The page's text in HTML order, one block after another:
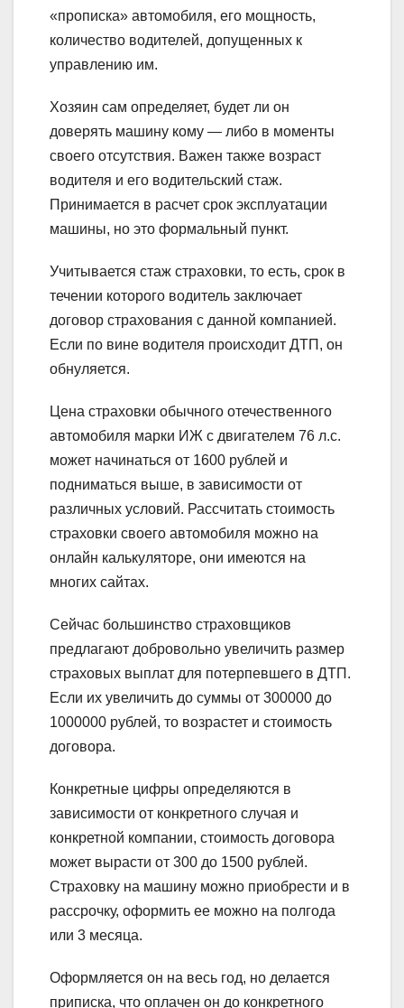
«прописка» автомобиля, его мощность,
количество водителей, допущенных к
управлению им.
Хозяин сам определяет, будет ли он
доверять машину кому — либо в моменты
своего отсутствия. Важен также возраст
водителя и его водительский стаж.
Принимается в расчет срок эксплуатации
машины, но это формальный пункт.
Учитывается стаж страховки, то есть, срок в
течении которого водитель заключает
договор страхования с данной компанией.
Если по вине водителя происходит ДТП, он
обнуляется.
Цена страховки обычного отечественного
автомобиля марки ИЖ с двигателем 76 л.с.
может начинаться от 1600 рублей и
подниматься выше, в зависимости от
различных условий. Рассчитать стоимость
страховки своего автомобиля можно на
онлайн калькуляторе, они имеются на
многих сайтах.
Сейчас большинство страховщиков
предлагают добровольно увеличить размер
страховых выплат для потерпевшего в ДТП.
Если их увеличить до суммы от 300000 до
1000000 рублей, то возрастет и стоимость
договора.
Конкретные цифры определяются в
зависимости от конкретного случая и
конкретной компании, стоимость договора
может вырасти от 300 до 1500 рублей.
Страховку на машину можно приобрести и в
рассрочку, оформить ее можно на полгода
или 3 месяца.
Оформляется он на весь год, но делается
приписка, что оплачен он до конкретного